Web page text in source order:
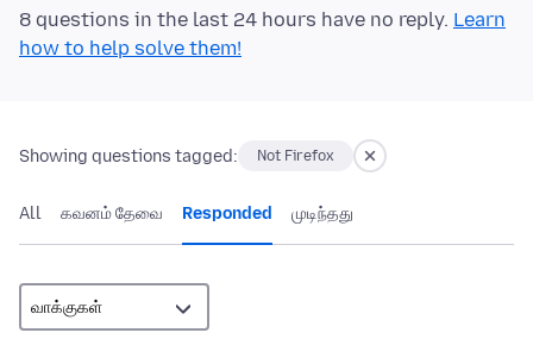
8 questions in the last 24 hours have no reply. Learn
how to help solve them!
Showing questions tagged: Not Firefox
All கவனம் தேவை Responded முடிந்தது